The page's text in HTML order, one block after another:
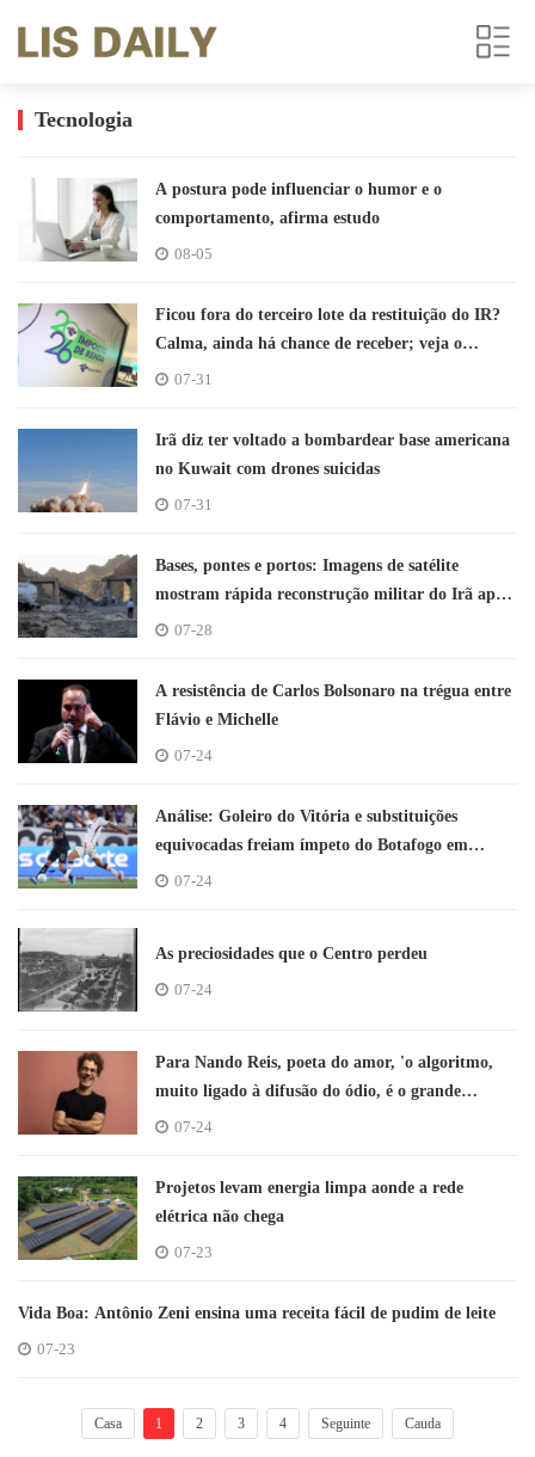
Tecnologia
A postura pode influenciar o humor e o
comportamento, afirma estudo
08-05
Ficou fora do terceiro lote da restituição do IR?
Calma, ainda há chance de receber; veja o
calendário
07-31
Irã diz ter voltado a bombardear base americana
no Kuwait com drones suicidas
07-31
Bases, pontes e portos: Imagens de satélite
mostram rápida reconstrução militar do Irã após
campanha dos EUA e de Israel
07-28
A resistência de Carlos Bolsonaro na trégua entre
Flávio e Michelle
07-24
Análise: Goleiro do Vitória e substituições
equivocadas freiam ímpeto do Botafogo em
empate sem gols
07-24
As preciosidades que o Centro perdeu
07-24
Para Nando Reis, poeta do amor, 'o algoritmo,
muito ligado à difusão do ódio, é o grande
demônio'
07-24
Projetos levam energia limpa aonde a rede
elétrica não chega
07-23
Vida Boa: Antônio Zeni ensina uma receita fácil de pudim de leite
07-23
Casa 1 2 3 4 Seguinte Cauda